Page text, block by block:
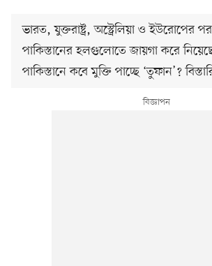
ভারত, যুক্তরাষ্ট্র, অস্ট্রেলিয়া ও ইউরোপের
পাকিস্তানের হলগুলোতে জায়গা করে
পাকিস্তানে কবে মুক্তি পাচ্ছে ‘তুফান’?